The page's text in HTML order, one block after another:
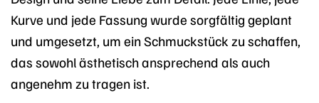
Kurve und jede Fassung wurde sorgfältig geplant
und umgesetzt, um ein Schmuckstück zu schaffen,
das sowohl ästhetisch ansprechend als auch
angenehm zu tragen ist.